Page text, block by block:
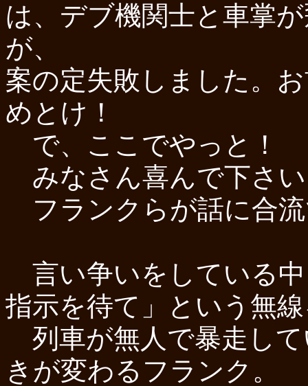
は、デブ機関士と車掌
が、
案の定失敗しました。
めとけ！
で、ここでやっと！
みなさん喜んで下さ
フランクらが話に合
言い争いをしている
指示を待て」という無
列車が無人で暴走し
きが変わるフランク。